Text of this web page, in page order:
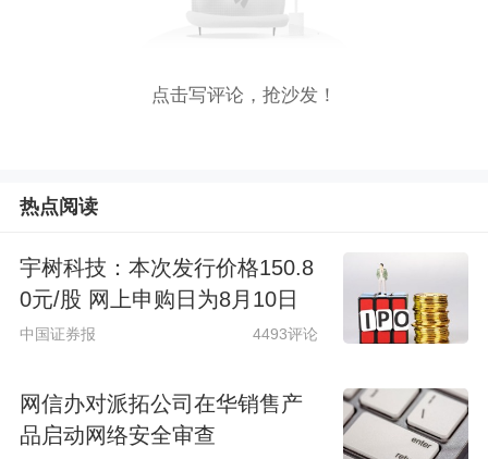
点击写评论，抢沙发！
热点阅读
宇树科技：本次发行价格150.8
0元/股 网上申购日为8月10日
中国证券报 4493评论
网信办对派拓公司在华销售产
品启动网络安全审查